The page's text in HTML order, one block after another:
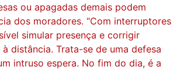
ou apagadas demais podem
dos moradores. “Com interruptores
simular presença e corrigir
distância. Trata-se de uma defesa
intruso espera. No fim do dia, é a